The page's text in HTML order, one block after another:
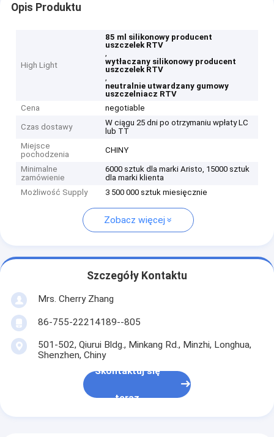
Opis Produktu
High Light
85 ml silikonowy producent
uszczelek RTV
,
wytłaczany silikonowy producent
uszczelek RTV
,
neutralnie utwardzany gumowy
uszczelniacz RTV
Cena
negotiable
Czas dostawy
W ciągu 25 dni po otrzymaniu wpłaty LC
lub TT
Miejsce
pochodzenia
CHINY
Minimalne
zamówienie
6000 sztuk dla marki Aristo, 15000 sztuk
dla marki klienta
Możliwość Supply
3 500 000 sztuk miesięcznie
Zobacz więcej
Szczegóły Kontaktu
Mrs. Cherry Zhang
86-755-22214189--805
501-502, Qiurui Bldg., Minkang Rd., Minzhi, Longhua,
Shenzhen, Chiny
Skontaktuj się
teraz